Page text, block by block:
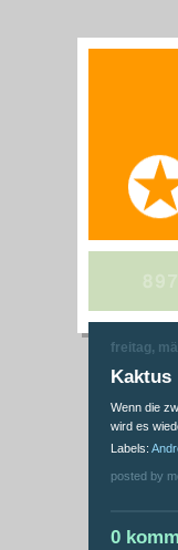
freitag,
Kaktus
Wenn die
wird es
Labels:
posted by
0